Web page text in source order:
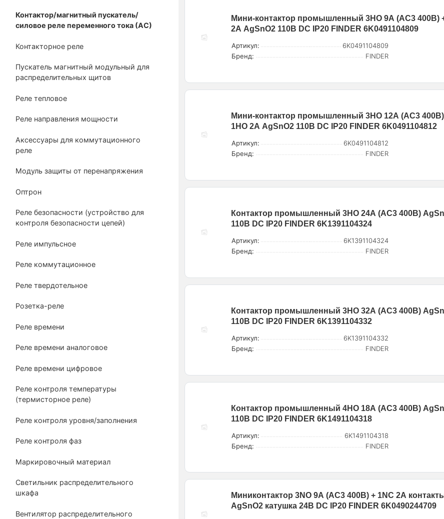
Мини-контактор промышленный 3НО 9А (AC3 400В)
2А AgSnO2 110В DC IP20 FINDER 6K0491104809
Артикул:
6K0491104809
Бренд:
FINDER
Мини-контактор промышленный 3НО 12А (AC3
1НО 2А AgSnO2 110В DC IP20 FINDER 6K0491104812
Артикул:
6K0491104812
Бренд:
FINDER
Контактор промышленный 3НО 24А (AC3 400В)
110В DC IP20 FINDER 6K1391104324
Артикул:
6K1391104324
Бренд:
FINDER
Контактор промышленный 3НО 32А (AC3 400В)
110В DC IP20 FINDER 6K1391104332
Артикул:
6K1391104332
Бренд:
FINDER
Контактор промышленный 4НО 18А (AC3 400В)
110В DC IP20 FINDER 6K1491104318
Артикул:
6K1491104318
Бренд:
FINDER
Миниконтактор 3NO 9А (AC3 400В) + 1NC 2А
AgSnO2 катушка 24В DC IP20 FINDER 6K0490244709
Контактор/магнитный пускатель/
силовое реле переменного тока (АС)
Контакторное реле
Пускатель магнитный модульный для
распределительных щитов
Реле тепловое
Реле направления мощности
Аксессуары для коммутационного
реле
Модуль защиты от перенапряжения
Оптрон
Реле безопасности (устройство для
контроля безопасности цепей)
Реле импульсное
Реле коммутационное
Реле твердотельное
Розетка-реле
Реле времени
Реле времени аналоговое
Реле времени цифровое
Реле контроля температуры
(термисторное реле)
Реле контроля уровня/заполнения
Реле контроля фаз
Маркировочный материал
Светильник распределительного
шкафа
Вентилятор распределительного